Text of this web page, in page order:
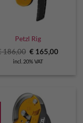
Petzl Rig
186,00 Original
was:
€ 165,00Current
incl. 20% VAT